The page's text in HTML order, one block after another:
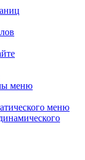
меню
меню